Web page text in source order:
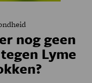
nog geen
Lyme